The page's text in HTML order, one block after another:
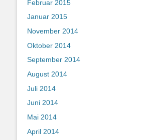
Februar 2015
Januar 2015
November 2014
Oktober 2014
September 2014
August 2014
Juli 2014
Juni 2014
Mai 2014
April 2014